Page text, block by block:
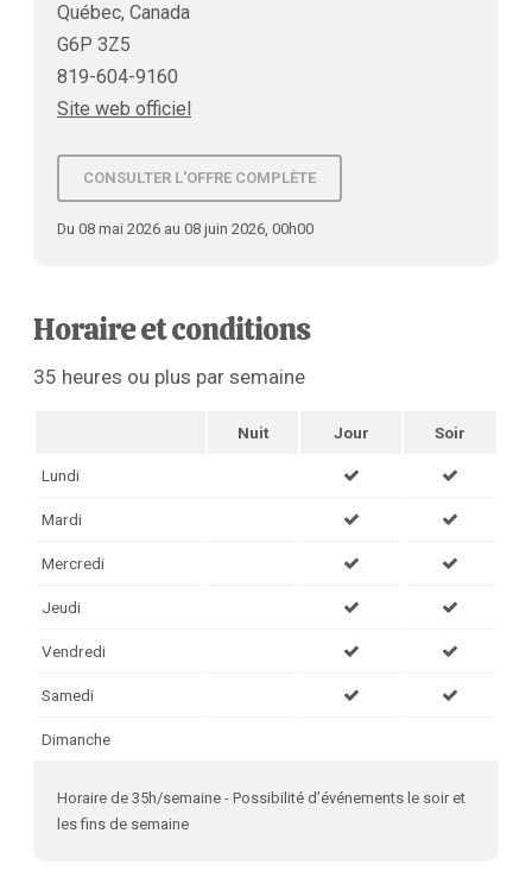
Québec, Canada
G6P 3Z5
819-604-9160
Site web officiel
CONSULTER L'OFFRE COMPLÈTE
Du 08 mai 2026 au 08 juin 2026, 00h00
Horaire et conditions
35 heures ou plus par semaine
Nuit Jour Soir
Lundi
Mardi
Mercredi
Jeudi
Vendredi
Samedi
Dimanche
Horaire de 35h/semaine - Possibilité d’événements le soir et
les fins de semaine